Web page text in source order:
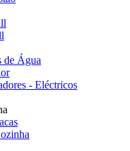
de Água
- Eléctricos